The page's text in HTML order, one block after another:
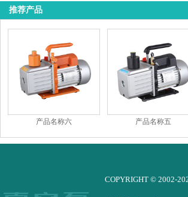
推荐产品
产品名称六 产品名称五
COPYRIGHT © 2002-